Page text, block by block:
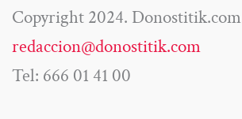
Copyright 2024. Donostitik.com
redaccion@donostitik.com
Tel: 666 01 41 00